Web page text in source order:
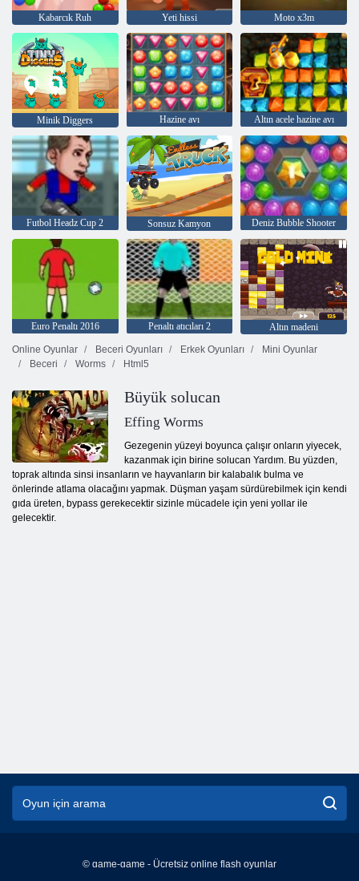
Kabarcık Ruh Yeti hissi Moto x3m
Minik Diggers Hazine avı Altın acele hazine avı
Futbol Headz Cup 2 Sonsuz Kamyon Deniz Bubble Shooter
Euro Penaltı 2016 Penaltı atıcıları 2
Altın madeni
Online Oyunlar
Beceri Oyunları Erkek Oyunları
Mini Oyunlar
Beceri
Worms Html5
Büyük solucan
Effing Worms
Gezegenin yüzeyi boyunca çalışır onların yiyecek,
kazanmak için birine solucan Yardım. Bu yüzden,
toprak altında sinsi insanların ve hayvanların bir kalabalık bulma ve
önlerinde atlama olacağını yapmak. Düşman yaşam sürdürebilmek için kendi
gıda üreten, bypass gerekecektir sizinle mücadele için yeni yollar ile
gelecektir.
© game-game - Ücretsiz online flash oyunlar